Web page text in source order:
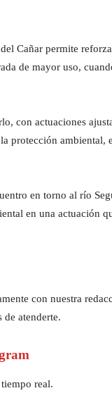
Cañar permite
de mayor uso,
con actuaciones
protección ambiental,
en torno al río
en una actuación
con nuestra
de atenderte.
real.